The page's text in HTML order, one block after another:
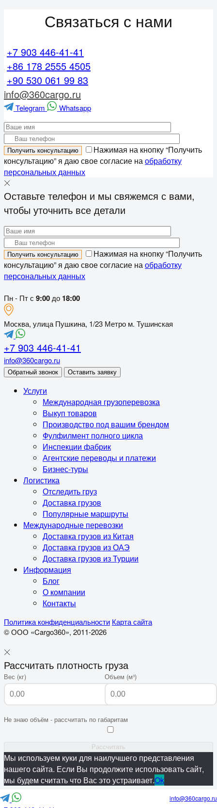
info@360cargo.ru
Связаться с нами
+7 903 446-41-41
+86 178 2555 4505
+90 530 061 99 83
info@360cargo.ru
Telegram Whatsapp
Нажимая на кнопку “Получить
консультацию” я даю свое согласие на обработку
персональных данных
Оставьте телефон и мы свяжемся с вами,
чтобы уточнить все детали
Нажимая на кнопку “Получить
консультацию” я даю свое согласие на обработку
персональных данных
Пн - Пт с 9:00 до 18:00
Москва, улица Пушкина, 1/23 Метро м. Тушинская
+7 903 446-41-41
info@360cargo.ru
Обратный звонок Оставить заявку
Услуги
Международная грузоперевозка
Выкуп товаров
Производство под вашим брендом
Фулфилмент полного цикла
Инспекции фабрик
Агентские переводы и платежи
Бизнес-туры
Логистика
Отследить груз
Доставка грузов
Популярные маршруты
Международные перевозки
Доставка грузов из Китая
Доставка грузов из ОАЭ
Доставка грузов из Турции
Информация
Блог
О компании
Контакты
Политика конфиденциальности Карта сайта
© ООО «Cargo360», 2011-2026
Рассчитать плотность груза
Вес (кг) Объем (м³)
Не знаю объём - рассчитать по габаритам
Рассчитать
Мы используем куки для наилучшего представления
нашего сайта. Если Вы продолжите использовать сайт,
мы будем считать что Вас это устраивает.Ok